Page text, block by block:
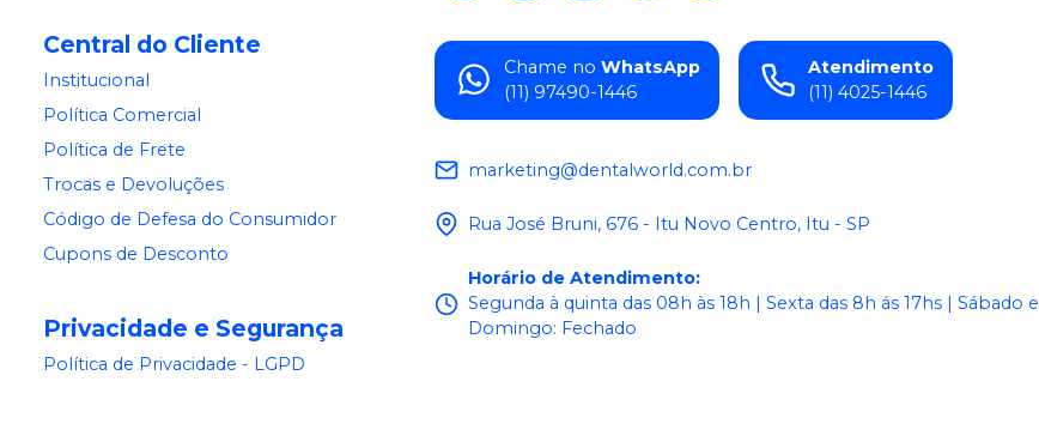
Central do Cliente
Institucional
Política Comercial
Política de Frete
Trocas e Devoluções
Código de Defesa do Consumidor
Cupons de Desconto
Privacidade e Segurança
Política de Privacidade - LGPD
Chame no WhatsApp
(11) 97490-1446
Atendimento
(11) 4025-1446
marketing@dentalworld.com.br
Rua José Bruni, 676 - Itu Novo Centro, Itu - SP
Horário de Atendimento:
Segunda à quinta das 08h às 18h | Sexta das 8h ás 17hs | Sábado e
Domingo: Fechado